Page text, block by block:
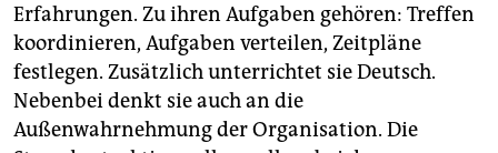
Erfahrungen. Zu ihren Aufgaben gehören: Treffen
koordinieren, Aufgaben verteilen, Zeitpläne
festlegen. Zusätzlich unterrichtet sie Deutsch.
Nebenbei denkt sie auch an die
Außenwahrnehmung der Organisation. Die